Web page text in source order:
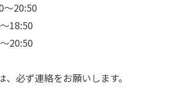
～20:50
18:50
20:50
必ず連絡をお願いします。